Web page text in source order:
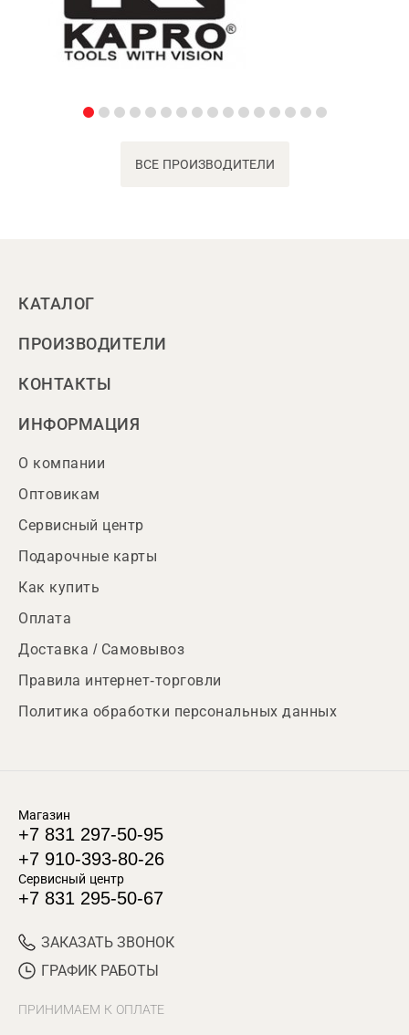
ВСЕ ПРОИЗВОДИТЕЛИ
КАТАЛОГ
ПРОИЗВОДИТЕЛИ
КОНТАКТЫ
ИНФОРМАЦИЯ
О компании
Оптовикам
Сервисный центр
Подарочные карты
Как купить
Оплата
Доставка / Самовывоз
Правила интернет-торговли
Политика обработки персональных данных
Магазин
+7 831 297-50-95
+7 910-393-80-26
Сервисный центр
+7 831 295-50-67
ЗАКАЗАТЬ ЗВОНОК
ГРАФИК РАБОТЫ
ПРИНИМАЕМ К ОПЛАТЕ